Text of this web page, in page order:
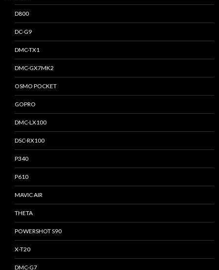
D800
DC-G9
DMC-TX1
DMC-GX7MK2
OSMO POCKET
GOPRO
DMC-LX100
DSC-RX100
P340
P610
MAVIC AIR
THETA
POWERSHOT S90
X-T20
DMC-G7